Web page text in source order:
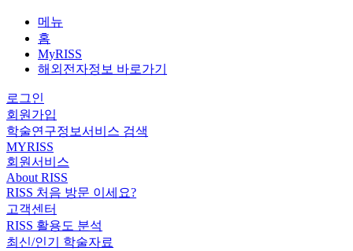
메뉴
홈
MyRISS
해외전자정보 바로가기
로그인
회원가입
학술연구정보서비스 검색
MYRISS
회원서비스
About RISS
RISS 처음 방문 이세요?
고객센터
RISS 활용도 분석
최신/인기 학술자료